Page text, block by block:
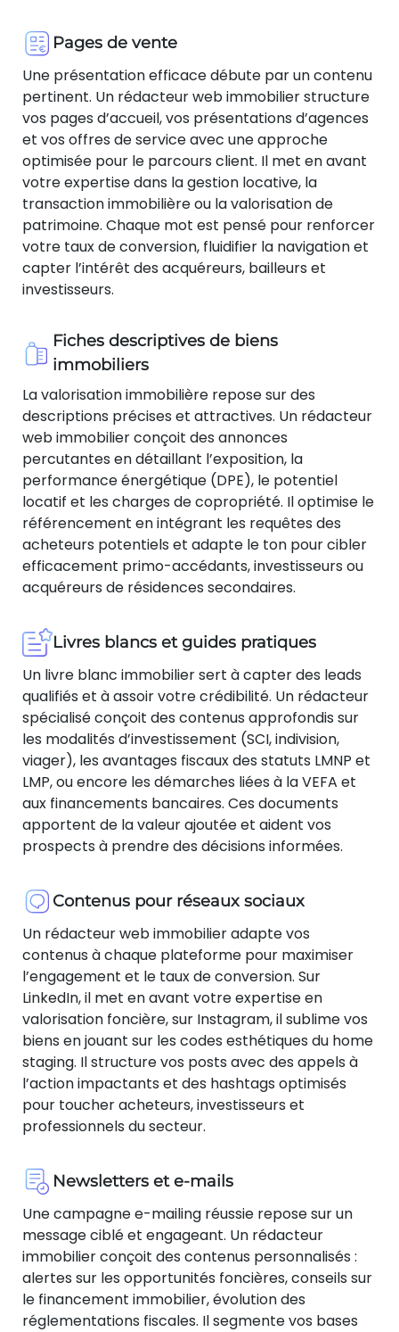
Pages de vente
Une présentation efficace débute par un contenu
pertinent. Un rédacteur web immobilier structure
vos pages d’accueil, vos présentations d’agences
et vos offres de service avec une approche
optimisée pour le parcours client. Il met en avant
votre expertise dans la gestion locative, la
transaction immobilière ou la valorisation de
patrimoine. Chaque mot est pensé pour renforcer
votre taux de conversion, fluidifier la navigation et
capter l’intérêt des acquéreurs, bailleurs et
investisseurs.
Fiches descriptives de biens
immobiliers
La valorisation immobilière repose sur des
descriptions précises et attractives. Un rédacteur
web immobilier conçoit des annonces
percutantes en détaillant l’exposition, la
performance énergétique (DPE), le potentiel
locatif et les charges de copropriété. Il optimise le
référencement en intégrant les requêtes des
acheteurs potentiels et adapte le ton pour cibler
efficacement primo-accédants, investisseurs ou
acquéreurs de résidences secondaires.
Livres blancs et guides pratiques
Un livre blanc immobilier sert à capter des leads
qualifiés et à assoir votre crédibilité. Un rédacteur
spécialisé conçoit des contenus approfondis sur
les modalités d’investissement (SCI, indivision,
viager), les avantages fiscaux des statuts LMNP et
LMP, ou encore les démarches liées à la VEFA et
aux financements bancaires. Ces documents
apportent de la valeur ajoutée et aident vos
prospects à prendre des décisions informées.
Contenus pour réseaux sociaux
Un rédacteur web immobilier adapte vos
contenus à chaque plateforme pour maximiser
l’engagement et le taux de conversion. Sur
LinkedIn, il met en avant votre expertise en
valorisation foncière, sur Instagram, il sublime vos
biens en jouant sur les codes esthétiques du home
staging. Il structure vos posts avec des appels à
l’action impactants et des hashtags optimisés
pour toucher acheteurs, investisseurs et
professionnels du secteur.
Newsletters et e-mails
Une campagne e-mailing réussie repose sur un
message ciblé et engageant. Un rédacteur
immobilier conçoit des contenus personnalisés :
alertes sur les opportunités foncières, conseils sur
le financement immobilier, évolution des
réglementations fiscales. Il segmente vos bases